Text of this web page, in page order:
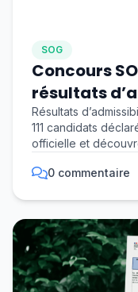
SOG
Concours
résultats
disponibles !
Résultats
111 candidats
officielle et
0 commentaire